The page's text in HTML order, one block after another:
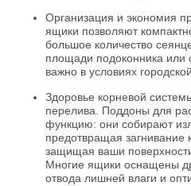
Организация и экономия
ящики позволяют
большое количество
площади подоконника или
важно в условиях
Здоровье корневой
перелива. Поддоны для
функцию: они собирают
предотвращая загнивание
защищая ваши
Многие ящики оснащены
отвода лишней влаги и